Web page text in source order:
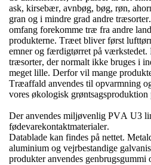
ask, kirsebær, avnbøg, bøg, røn,
gran og i mindre grad andre
omfang forekomme træ fra andre
produkterne. Træet bliver først
emner og færdigtørret på værkstedet.
træsorter, der normalt ikke bruges i
meget lille. Derfor vil mange
Træaffald anvendes til opvarmning
vores økologisk
Der anvendes miljøvenlig PVA U3
fødevarekontaktmaterialer.
Datablade kan findes på nettet.
aluminium og vejrbestandige
produkter anvendes genbrugsgummi